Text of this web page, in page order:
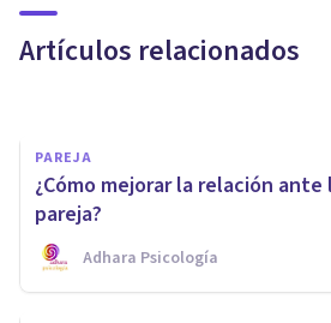
Artículos relacionados
consejos para
PAREJA
¿Cómo mejorar la relación
pareja?
Adhara Psicología
PSICOLOGÍA EDUCATIVA Y DEL
Enamoramiento en